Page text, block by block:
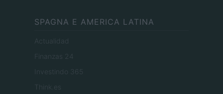
SPAGNA E AMERICA LATINA
Actualidad
Finanzas 24
Investindo 365
Think.es